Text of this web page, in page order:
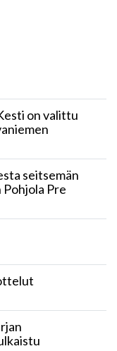
on valittu
seitsemän
Pohjola Pre